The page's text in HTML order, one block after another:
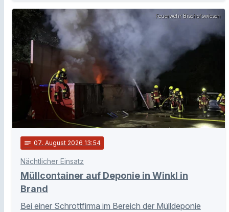
Feuerwehr Bischofswiesen
notes 07. August 2026 13:54
Nächtlicher Einsatz
Müllcontainer auf Deponie in Winkl in
Brand
Bei einer Schrottfirma im Bereich der Mülldeponie